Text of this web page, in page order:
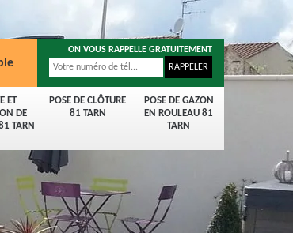
ET
DE
TARN
POSE DE CLÔTURE
81 TARN
POSE DE GAZON
EN ROULEAU 81
TARN
ON VOUS RAPPELLE GRATUITEMENT